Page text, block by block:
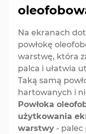
Na ekranach
powłokę
warstwę, która
palca i ułatwia
Taką samą
hartowanych i
Powłoka
użytkowania
warstwy - palec